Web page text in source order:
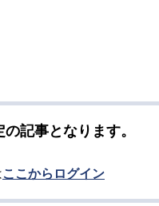
記事となります。
ここからログイン